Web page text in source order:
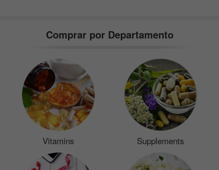
Comprar por Departamento
Vitamins Supplements